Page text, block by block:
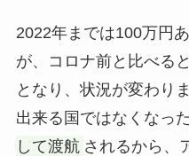
2022年までは100万円
が、コロナ前と比べる
となり、状況が変わり
出来る国ではなくなった
して渡航 されるから、